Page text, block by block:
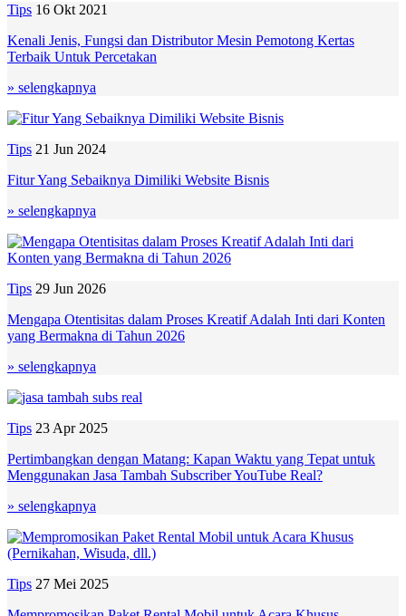
Tips 16 Okt 2021
Kenali Jenis, Fungsi dan Distributor Mesin Pemotong Kertas
Terbaik Untuk Percetakan
» selengkapnya
Tips 21 Jun 2024
Fitur Yang Sebaiknya Dimiliki Website Bisnis
» selengkapnya
Tips 29 Jun 2026
Mengapa Otentisitas dalam Proses Kreatif Adalah Inti dari Konten
yang Bermakna di Tahun 2026
» selengkapnya
Tips 23 Apr 2025
Pertimbangkan dengan Matang: Kapan Waktu yang Tepat untuk
Menggunakan Jasa Tambah Subscriber YouTube Real?
» selengkapnya
Tips 27 Mei 2025